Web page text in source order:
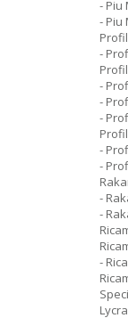
- Piu
- Piu
-
-
-
-
-
-
-
-
-
Lycra